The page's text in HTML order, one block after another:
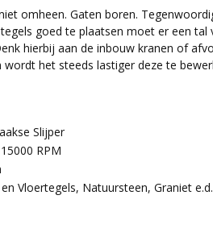
omheen. Gaten boren.
goed te plaatsen moet er een tal
hierbij aan de inbouw kranen of
het steeds lastiger deze te
Slijper
RPM
Vloertegels, Natuursteen, Graniet e.d.